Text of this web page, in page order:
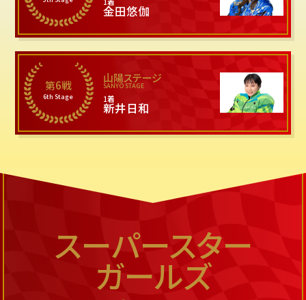
金田悠伽
第6戦
6th Stage
山陽ステージ
SANYO STAGE
1着
新井日和
スーパースター
ガールズ